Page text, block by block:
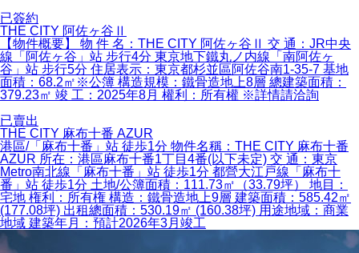
已簽約
THE CITY 阿佐ヶ谷Ⅱ
【物件概要】 物 件 名：THE CITY 阿佐ヶ谷Ⅱ 交 通：JR中央
線「阿佐ヶ谷」站 步行4分 東京地下鐵丸ノ内線「南阿佐ヶ
谷」站 步行5分 住居表示：東京都杉並區阿佐谷南1-35-7 基地
面積：68.2㎡※公簿 構造規模：鐵骨造地上8層 總建築面積：
379.23㎡ 竣 工：2025年8月 權利：所有權 ※詳情請洽詢
已賣出
THE CITY 麻布十番 AZUR
港區/「麻布十番」站 徒歩1分 物件名稱：THE CITY 麻布十番
AZUR 所在：港區麻布十番1丁目4番(以下未定) 交 通：東京
Metro南北線「麻布十番」站 徒歩1分 都營大江戸線「麻布十
番」站 徒歩1分 土地/公簿面積：111.73㎡（33.79坪） 地目：
宅地 権利：所有権 構造：鐵骨造地上9層 建築面積：585.42㎡
(177.08坪) 出租總面積：530.19㎡ (160.38坪) 用途地域：商業
地域 建築年月：預計2026年3月竣工